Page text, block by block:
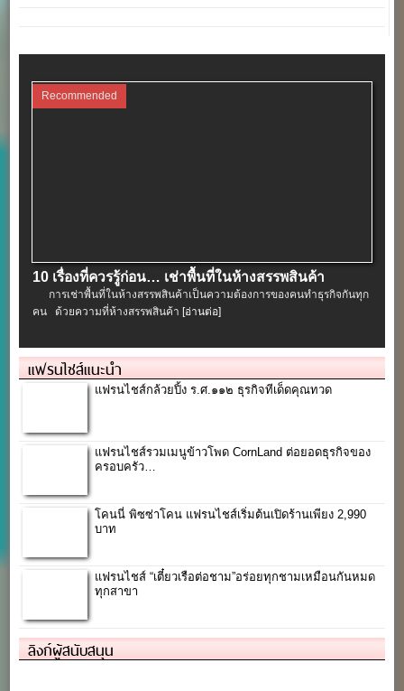
Recommended
10 เรื่องที่ควรรู้ก่อน… เช่าพื้นที่ในห้างสรรพสินค้า
การเช่าพื้นที่ในห้างสรรพสินค้าเป็นความต้องการของคนทำธุรกิจกันทุก
คน ด้วยความที่ห้างสรรพสินค้า [อ่านต่อ]
แฟรนไชส์แนะนำ
แฟรนไชส์กล้วยปิ้ง ร.ศ.๑๑๒ ธุรกิจทีเด็ดคุณทวด
แฟรนไชส์รวมเมนูข้าวโพด CornLand ต่อยอดธุรกิจของ
ครอบครัว…
โคนนี่ พิซซ่าโคน แฟรนไชส์เริ่มต้นเปิดร้านเพียง 2,990
บาท
แฟรนไชส์ “เตี๋ยวเรือต่อชาม”อร่อยทุกชามเหมือนกันหมด
ทุกสาขา
ลิงก์ผู้สนับสนุน